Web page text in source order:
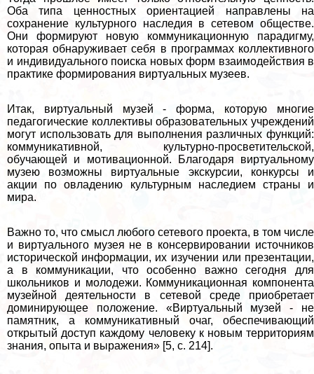
Оба типа ценностных ориентацией направлены на
сохранение культурного наследия в сетевом обществе.
Они формируют новую коммуникационную парадигму,
которая обнаруживает себя в программах коллективного
и индивидуального поиска новых форм взаимодействия в
пpaктике формирования виртуальных музеев.
Итак, виртуальный музей - форма, которую многие
педагогические коллективы образовательных учреждений
могут использовать для выполнения различных функций:
коммуникативной, культурно-просветительской,
обучающей и мотивационной. Благодаря виртуальному
музею возможны виртуальные экскурсии, конкурсы и
акции по овладению культурным наследием страны и
мира.
Важно то, что смысл любого сетевого проекта, в том числе
и виртуального музея не в консервировании источников
исторической информации, их изучении или презентации,
а в коммуникации, что особенно важно сегодня для
школьников и молодежи. Коммуникационная компонента
музейной деятельности в сетевой среде приобретает
доминирующее положение. «Виртуальный музей - не
памятник, а коммуникативный очаг, обеспечивающий
открытый доступ каждому человеку к новым территориям
знания, опыта и выражения» [5, с. 214].